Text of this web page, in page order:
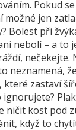
Pokud
možné jen
Bolest při
nebolí – a to
neznamená,
zastaví
ignorujete?
ničit kost pod
když to